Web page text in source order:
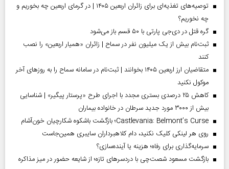
توصیه‌های تغذیه‌ای برای زائران اربعین ۱۴۰۵ | در گرمای اربعین چه بخوریم و
چه نخوریم؟
گره قتل در دی‌جی پارتی با ۵۰ قسم باز می‌شود
ثبت‌نام بیش از یک میلیون نفر در سماح | زائران «همیار اربعین» را نصب
کنند
متقاضیان ارز اربعین ۱۴۰۵ بخوانند | ثبت‌نام در سامانه سماح را به روز‌های آخر
موکول نکنید
کاهش ۲۵ درصدی بستری مجدد با اجرای طرح «پرستار پیگیر» | شناسایی
بیش از ۳۰۰۰ مورد جدید سرطان در خانواده بیماران
Castlevania: Belmont’s Curse؛ بازگشت باشکوه شکارچیان خون‌آشام
روی هر لینکی کلیک نکنید، دام کلاهبرداران سایبری همین‌جاست
سرمایه‌گذاری برای رفاه؛ هزینه یا آینده‌سازی؟
بازگشت مسعود شصت‌چی با دردسر‌های تازه؛ از شایعه حضور در میز مذاکره